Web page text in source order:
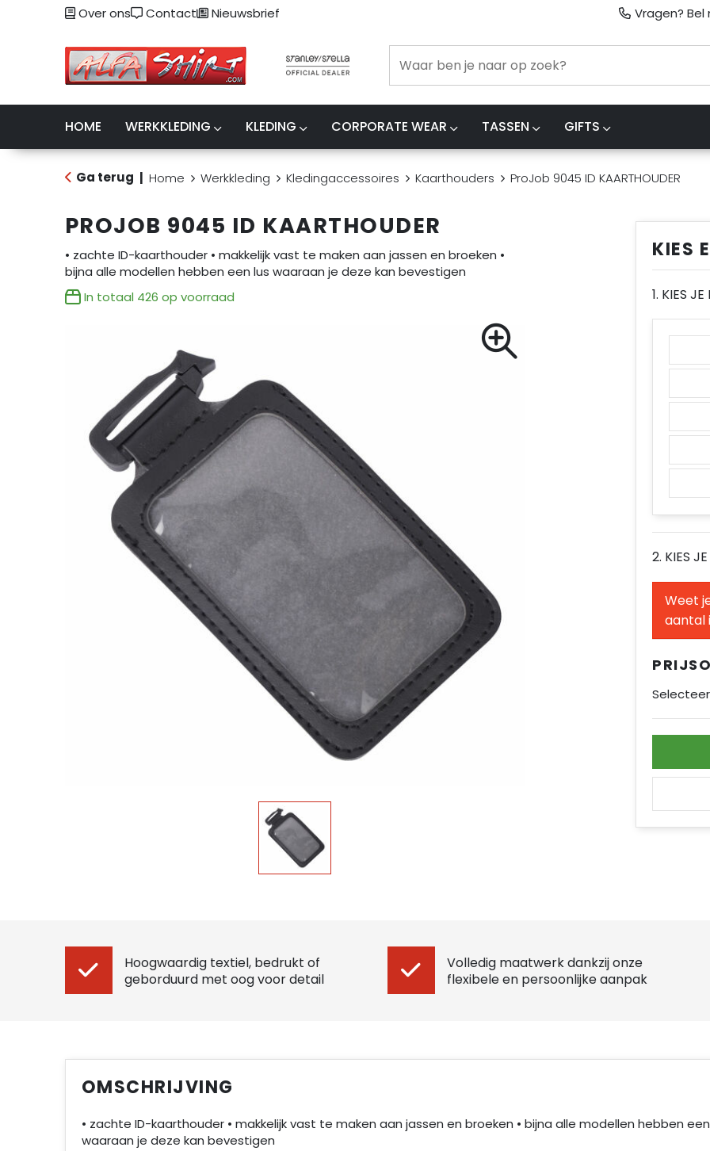
Over ons Contact Nieuwsbrief Vragen? Bel
HOME WERKKLEDING KLEDING CORPORATE WEAR TASSEN GIFTS
Ga terug Home Werkkleding Kledingaccessoires Kaarthouders ProJob 9045 ID KAARTHOUDER
PROJOB 9045 ID KAARTHOUDER
• zachte ID-kaarthouder • makkelijk vast te maken aan jassen en broeken •
bijna alle modellen hebben een lus waaraan je deze kan bevestigen
In totaal 426 op voorraad
KIES
1. KIES
2. KIES
Weet
aantal
Hoogwaardig textiel, bedrukt of
geborduurd met oog voor detail
Volledig maatwerk dankzij onze
flexibele en persoonlijke aanpak
OMSCHRIJVING
• zachte ID-kaarthouder • makkelijk vast te maken aan jassen en broeken • bijna alle modellen hebben
waaraan je deze kan bevestigen